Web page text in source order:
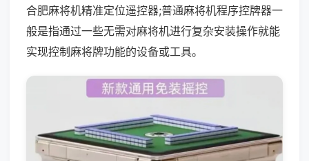
合肥麻将机精准定位遥控器;普通麻将机程序控牌器一
般是指通过一些无需对麻将机进行复杂安装操作就能
实现控制麻将牌功能的设备或工具。